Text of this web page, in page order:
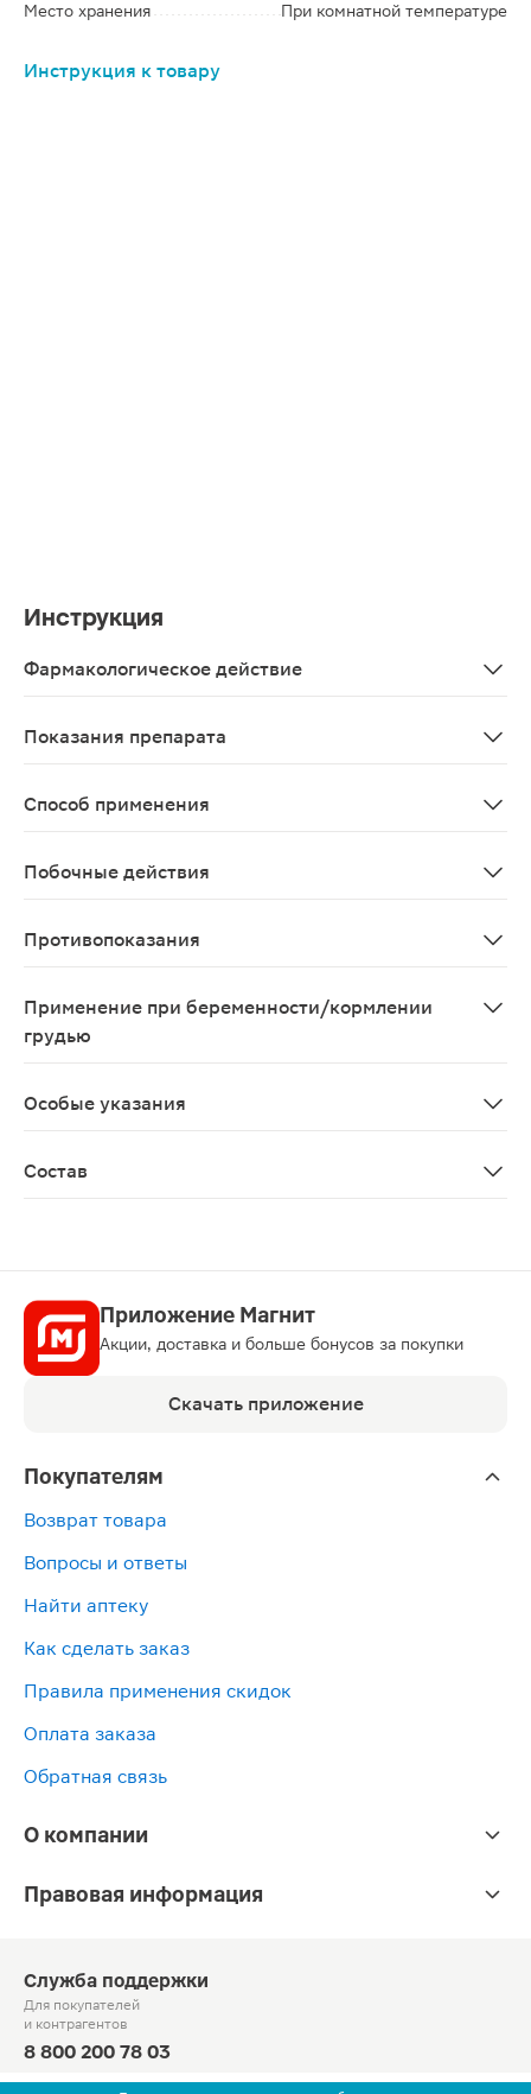
Место хранения
При комнатной температуре
Инструкция к товару
Инструкция
Фармакологическое действие
Показания препарата
Способ применения
Побочные действия
Противопоказания
Применение при беременности/кормлении
грудью
Особые указания
Состав
Приложение Магнит
Акции, доставка и больше бонусов за покупки
Скачать приложение
Покупателям
Возврат товара
Вопросы и ответы
Найти аптеку
Как сделать заказ
Правила применения скидок
Оплата заказа
Обратная связь
О компании
Правовая информация
Служба поддержки
Для покупателей
и контрагентов
8 800 200 78 03
Круглосуточно, звонок по России бесплатный